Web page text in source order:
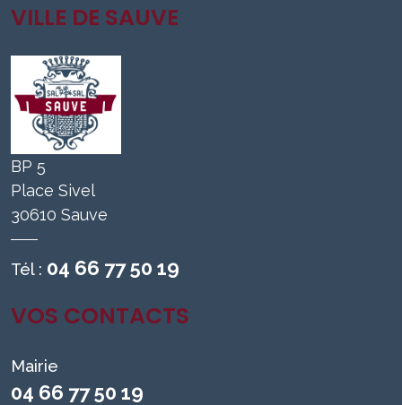
VILLE DE SAUVE
BP 5
Place Sivel
30610 Sauve
Tél : 04 66 77 50 19
VOS CONTACTS
Mairie
04 66 77 50 19